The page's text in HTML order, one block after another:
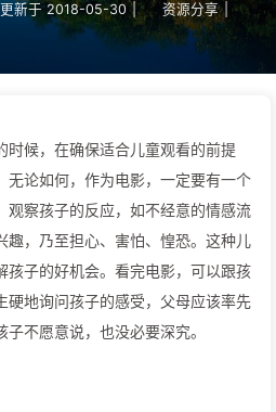
更新于 2018-05-30 | 资源分享
时候，在确保适合儿童观看的前提
无论如何，作为电影，一定要有一个
观察孩子的反应，如不经意的情感流
趣，乃至担心、害怕、惶恐。这种儿
孩子的好机会。看完电影，可以跟孩
硬地询问孩子的感受，父母应该率先
不愿意说，也没必要深究。